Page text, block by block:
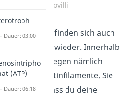
Mikrovilli
Aktinfilamente finden sich auch
wieder. Innerhalb
Muskelzellen liegen nämlich
viele Aktinfilamente. Sie
dazu bei, dass du deine
Dauer: 03:00
(ATP)
Dauer: 06:18